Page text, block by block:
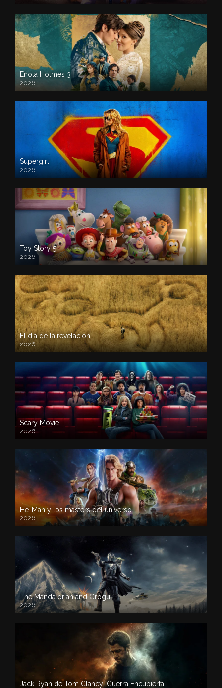
Enola Holmes 3
2026
Supergirl
2026
Toy Story 5
2026
El día de la revelación
2026
Scary Movie
2026
He-Man y los masters del universo
2026
The Mandalorian and Grogu
2026
Jack Ryan de Tom Clancy: Guerra Encubierta